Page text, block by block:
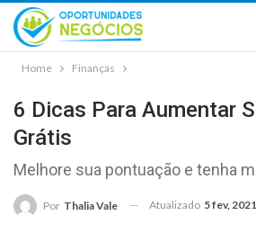
Home Finanças
6 Dicas Para Aumentar
Grátis
Melhore sua pontuação e tenha
Por Thalia Vale Atualizado 5 fev, 2021